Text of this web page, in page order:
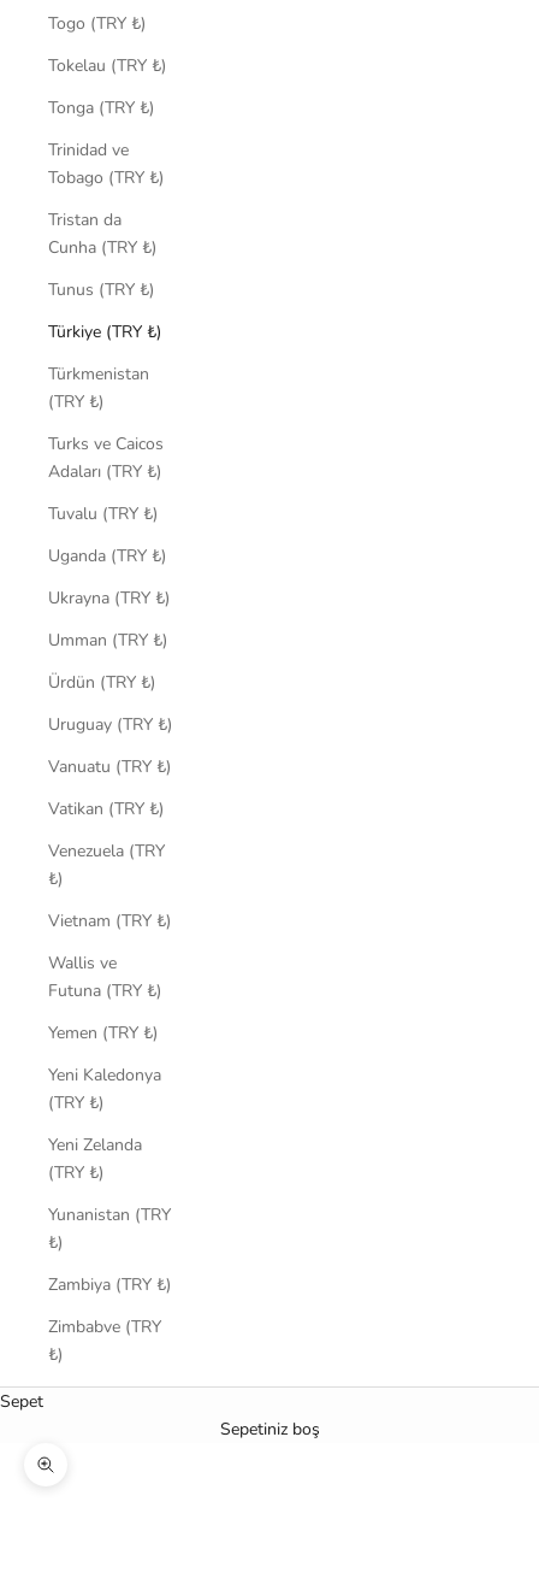
Togo (TRY ₺)
Tokelau (TRY ₺)
Tonga (TRY ₺)
Trinidad ve
Tobago (TRY ₺)
Tristan da
Cunha (TRY ₺)
Tunus (TRY ₺)
Türkiye (TRY ₺)
Türkmenistan
(TRY ₺)
Turks ve Caicos
Adaları (TRY ₺)
Tuvalu (TRY ₺)
Uganda (TRY ₺)
Ukrayna (TRY ₺)
Umman (TRY ₺)
Ürdün (TRY ₺)
Uruguay (TRY ₺)
Vanuatu (TRY ₺)
Vatikan (TRY ₺)
Venezuela (TRY
₺)
Vietnam (TRY ₺)
Wallis ve
Futuna (TRY ₺)
Yemen (TRY ₺)
Yeni Kaledonya
(TRY ₺)
Yeni Zelanda
(TRY ₺)
Yunanistan (TRY
₺)
Zambiya (TRY ₺)
Zimbabve (TRY
₺)
Sepet
Sepetiniz boş
Yakınlaştır